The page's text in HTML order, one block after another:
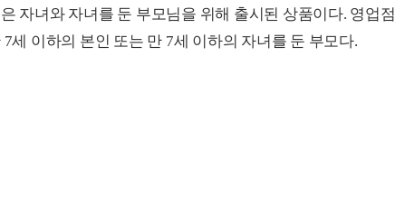
자녀와 자녀를 둔 부모님을 위해 출시된 상품이다. 영업
세 이하의 본인 또는 만 7세 이하의 자녀를 둔 부모다.